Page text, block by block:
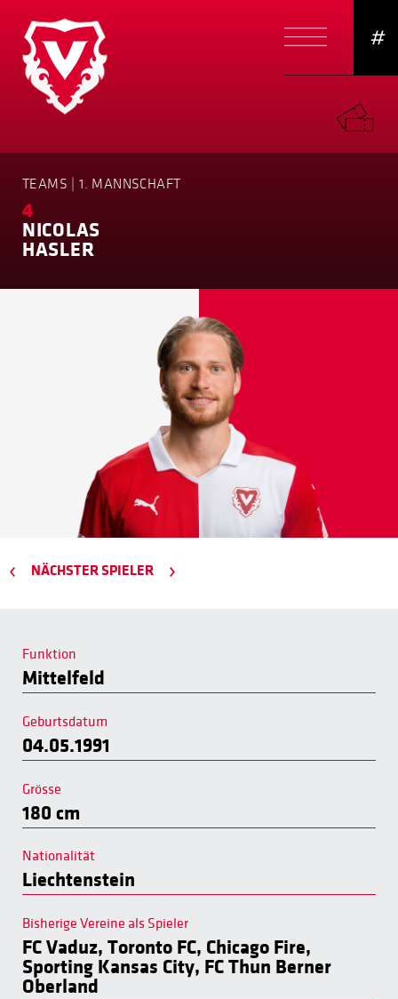
#
TEAMS | 1. MANNSCHAFT
4
NICOLAS
HASLER
NÄCHSTER SPIELER
Funktion
Mittelfeld
Geburtsdatum
04.05.1991
Grösse
180 cm
Nationalität
Liechtenstein
Bisherige Vereine als Spieler
FC Vaduz, Toronto FC, Chicago Fire,
Sporting Kansas City, FC Thun Berner
Oberland